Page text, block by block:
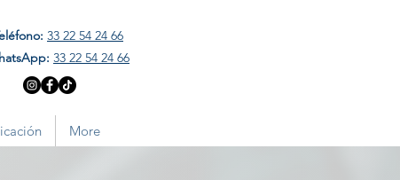
33 22 54 24 66
33 22 54 24 66
More